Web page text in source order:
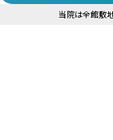
当院は全館敷